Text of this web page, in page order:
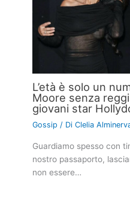
L’età è solo un
Moore senza
giovani star
Gossip / DiClelia
Guardiamo spesso con
nostro passaporto,
non essere…